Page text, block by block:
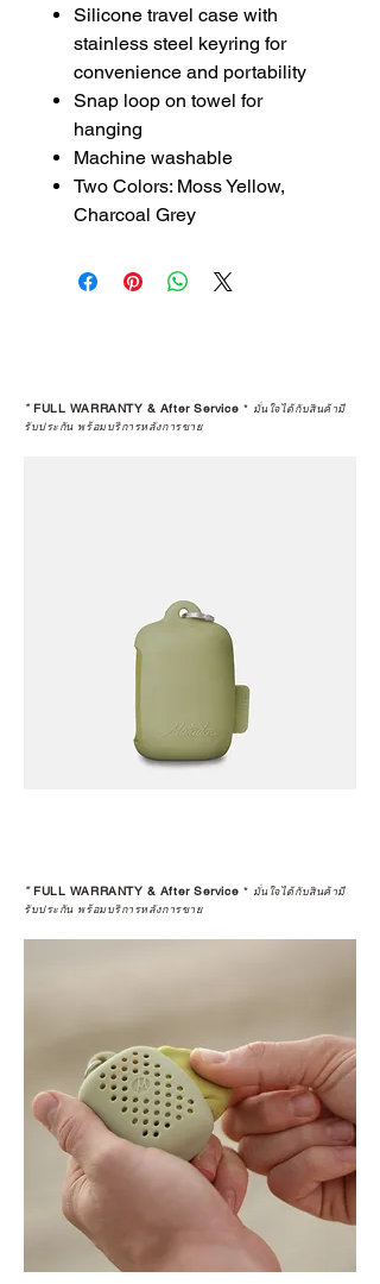
Silicone travel case with
stainless steel keyring for
convenience and portability
Snap loop on towel for
hanging
Machine washable
Two Colors: Moss Yellow,
Charcoal Grey
*FULL WARRANTY & After Service * มั่นใจได้กับสินค้ามี
รับประกัน พร้อมบริการหลังการขาย
*FULL WARRANTY & After Service * มั่นใจได้กับสินค้ามี
รับประกัน พร้อมบริการหลังการขาย